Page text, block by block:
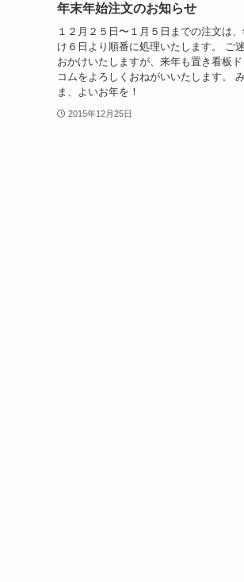
年末年始注文のお知らせ
１２月２５日〜１月５日までの注文は
け６日より順番に処理いたします。 ご
おかけいたしますが、来年も置き看板ド
コムをよろしくおねがいいたします。
ま、よいお年を！
2015年12月25日